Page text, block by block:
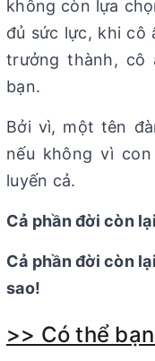
không còn lựa
đủ sức lực, khi cô
trưởng thành, cô
bạn.
Bởi vì, một tên
nếu không vì
luyến cả.
Cả phần đời còn
Cả phần đời còn
sao!
>> Có thể